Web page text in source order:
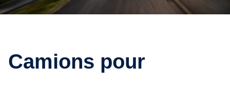
Camions pour